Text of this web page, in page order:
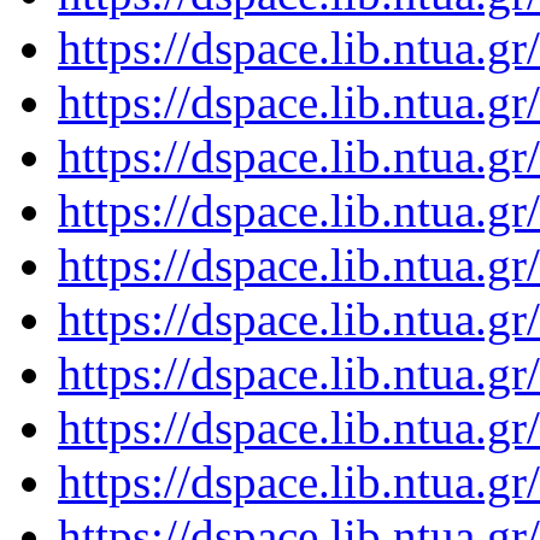
https://
https://
https://
https://
https://
https://
https://
https://
https://